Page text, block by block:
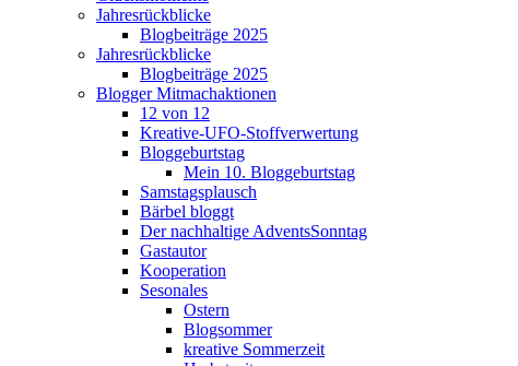
Jahresrückblicke
Blogbeiträge 2025
Jahresrückblicke
Blogbeiträge 2025
Blogger Mitmachaktionen
12 von 12
Kreative-UFO-Stoffverwertung
Bloggeburtstag
Mein 10. Bloggeburtstag
Samstagsplausch
Bärbel bloggt
Der nachhaltige AdventsSonntag
Gastautor
Kooperation
Sesonales
Ostern
Blogsommer
kreative Sommerzeit